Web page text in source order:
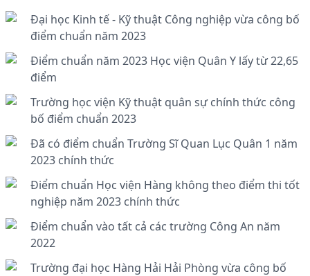
Đại học Kinh tế - Kỹ thuật Công nghiệp vừa công bố
điểm chuẩn năm 2023
Điểm chuẩn năm 2023 Học viện Quân Y lấy từ 22,65
điểm
Trường học viện Kỹ thuật quân sự chính thức công
bố điểm chuẩn 2023
Đã có điểm chuẩn Trường Sĩ Quan Lục Quân 1 năm
2023 chính thức
Điểm chuẩn Học viện Hàng không theo điểm thi tốt
nghiệp năm 2023 chính thức
Điểm chuẩn vào tất cả các trường Công An năm
2022
Trường đại học Hàng Hải Hải Phòng vừa công bố